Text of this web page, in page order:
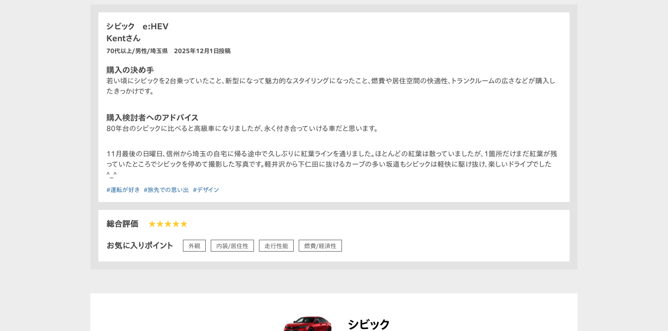
シビック e:HEV
Kentさん
70代以上/男性/埼玉県 2025年12月1日投稿
購入の決め手
若い頃にシビックを2台乗っていたこと、新型になって魅力的なスタイリングになったこと、燃費や居住空間の快適性、トランクルームの広さなどが購入し
たきっかけです。
購入検討者へのアドバイス
80年台のシビックに比べると高級車になりましたが、永く付き合っていける車だと思います。
11月最後の日曜日、信州から埼玉の自宅に帰る途中で久しぶりに紅葉ラインを通りました。ほとんどの紅葉は散っていましたが、1箇所だけまだ紅葉が残
っていたところでシビックを停めて撮影した写真です。軽井沢から下仁田に抜けるカーブの多い坂道もシビックは軽快に駆け抜け、楽しいドライブでした
^_^
#運転が好き #旅先での思い出 #デザイン
総合評価 ★★★★★
お気に入りポイント 外観 内装/居住性 走行性能 燃費/経済性
シビック